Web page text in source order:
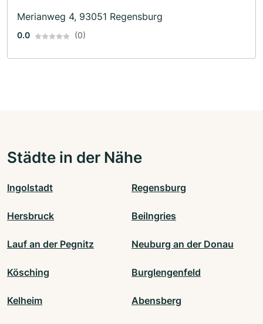
Merianweg 4, 93051 Regensburg
0.0 (0)
Städte in der Nähe
Ingolstadt Regensburg
Hersbruck Beilngries
Lauf an der Pegnitz Neuburg an der Donau
Kösching Burglengenfeld
Kelheim Abensberg